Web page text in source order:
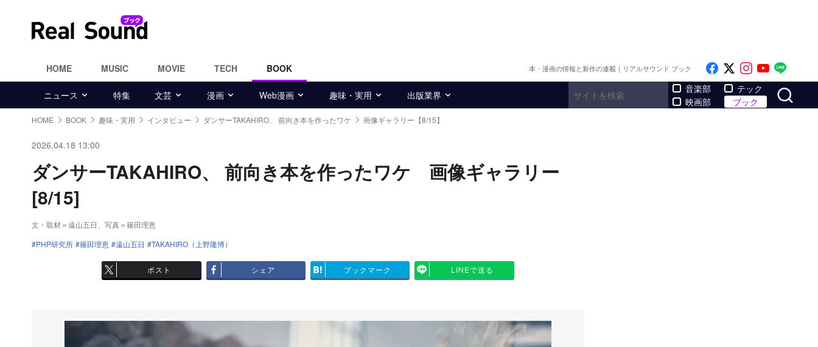
HOME MUSIC MOVIE TECH BOOK 本・漫画の情報と新作の連載｜リアルサウンド ブック Like on Facebook
Follow on x
Follow on
Follow
ニュース 特集 文芸 漫画 Web漫画 趣味・実用 出版業界
音楽部
映画部
テック
ブック
HOME BOOK 趣味・実用 インタビュー ダンサーTAKAHIRO、 前向き本を作ったワケ 画像ギャラリー【8/15】
2026.04.18 13:00
ダンサーTAKAHIRO、 前向き本を作ったワケ 画像ギャラリー
[8/15]
文・取材＝遠山五日、写真＝篠田理恵
PHP研究所
篠田理恵 遠山五日 TAKAHIRO（上野隆博）
ポスト シェア ブックマーク LINEで送る